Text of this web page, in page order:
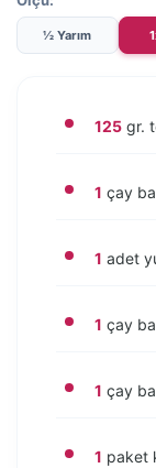
lezzetli bir
½ Yarım
125 gr.
1 çay
1 adet
1 çay
1 çay
1 paket